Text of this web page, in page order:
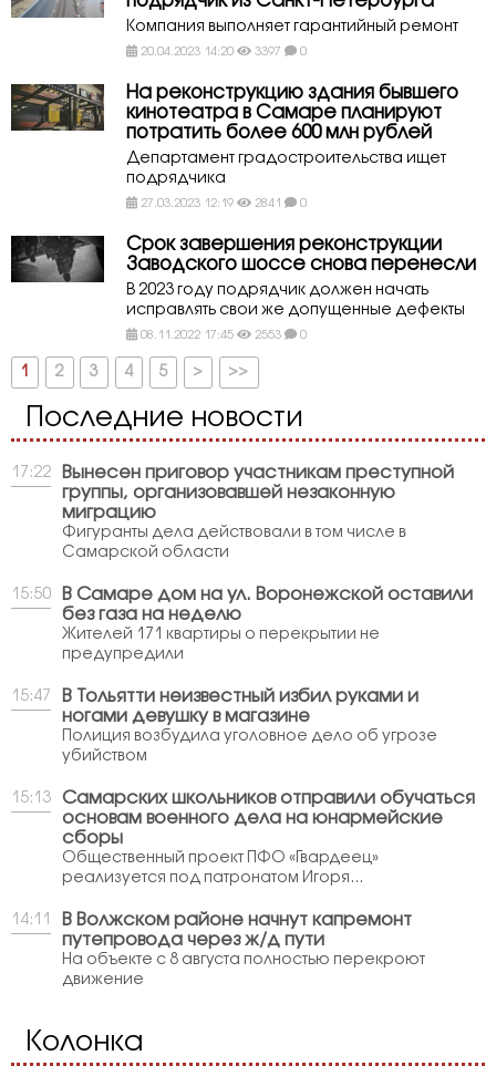
Компания выполняет гарантийный ремонт
20.04.2023 14:20 3397 0
На реконструкцию здания бывшего
кинотеатра в Самаре планируют
потратить более 600 млн рублей
Департамент градостроительства ищет
подрядчика
27.03.2023 12:19 2841 0
Срок завершения реконструкции
Заводского шоссе снова перенесли
В 2023 году подрядчик должен начать
исправлять свои же допущенные дефекты
08.11.2022 17:45 2553 0
1 2 3 4 5 > >>
Последние новости
17:22
Вынесен приговор участникам преступной
группы, организовавшей незаконную
миграцию
Фигуранты дела действовали в том числе в
Самарской области
15:50
В Самаре дом на ул. Воронежской оставили
без газа на неделю
Жителей 171 квартиры о перекрытии не
предупредили
15:47
В Тольятти неизвестный избил руками и
ногами девушку в магазине
Полиция возбудила уголовное дело об угрозе
убийством
15:13
Самарских школьников отправили обучаться
основам военного дела на юнармейские
сборы
Общественный проект ПФО «Гвардеец»
реализуется под патронатом Игоря...
14:11
В Волжском районе начнут капремонт
путепровода через ж/д пути
На объекте с 8 августа полностью перекроют
движение
Колонка